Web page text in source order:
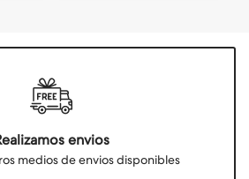
envios
medios de envios disponibles